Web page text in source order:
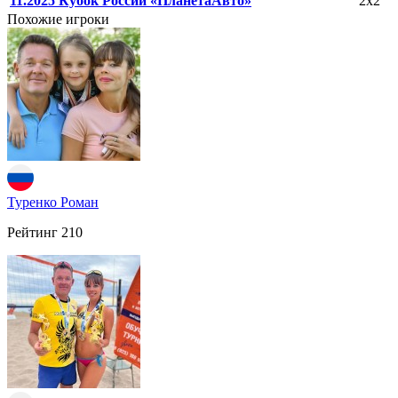
Похожие игроки
Туренко Роман
Рейтинг 210